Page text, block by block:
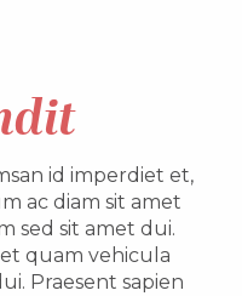
id imperdiet et,
ac diam sit amet
sed sit amet dui.
quam vehicula
Praesent sapien